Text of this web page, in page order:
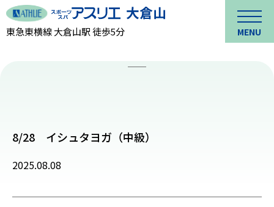
東急東横線 大倉山駅 徒歩5分 MENU
8/28 イシュタヨガ（中級）
2025.08.08